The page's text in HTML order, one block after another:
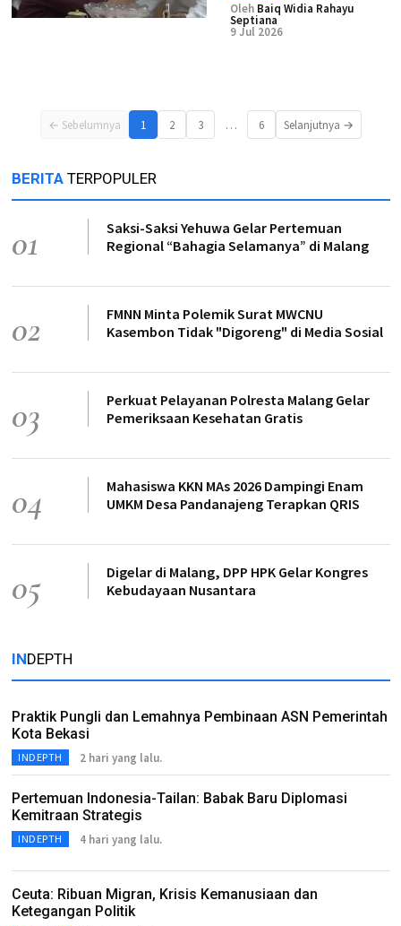
Oleh Baiq Widia Rahayu
Septiana
9 Jul 2026
← Sebelumnya 1 2 3 … 6 Selanjutnya →
BERITA TERPOPULER
01
Saksi-Saksi Yehuwa Gelar Pertemuan
Regional “Bahagia Selamanya” di Malang
02
FMNN Minta Polemik Surat MWCNU
Kasembon Tidak "Digoreng" di Media Sosial
03
Perkuat Pelayanan Polresta Malang Gelar
Pemeriksaan Kesehatan Gratis
04
Mahasiswa KKN MAs 2026 Dampingi Enam
UMKM Desa Pandanajeng Terapkan QRIS
05
Digelar di Malang, DPP HPK Gelar Kongres
Kebudayaan Nusantara
INDEPTH
Praktik Pungli dan Lemahnya Pembinaan ASN Pemerintah
Kota Bekasi
INDEPTH 2 hari yang lalu.
Pertemuan Indonesia-Tailan: Babak Baru Diplomasi
Kemitraan Strategis
INDEPTH 4 hari yang lalu.
Ceuta: Ribuan Migran, Krisis Kemanusiaan dan
Ketegangan Politik